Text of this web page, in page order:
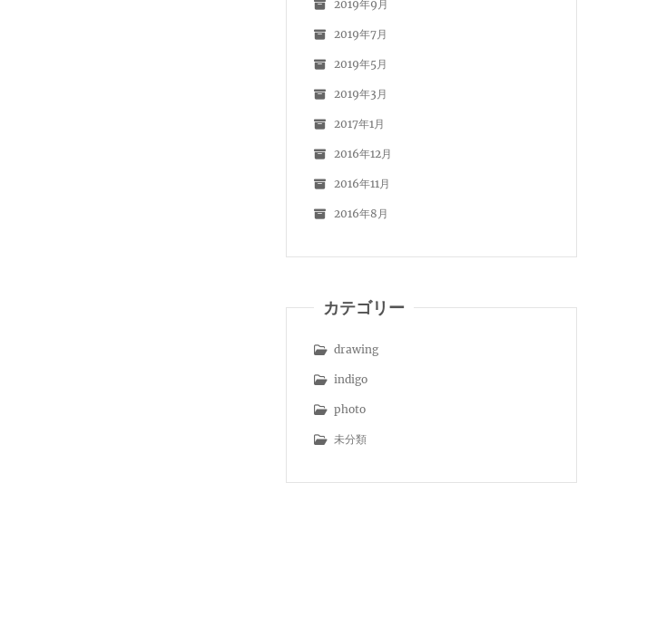
2019年9月
2019年7月
2019年5月
2019年3月
2017年1月
2016年12月
2016年11月
2016年8月
カテゴリー
drawing
indigo
photo
未分類